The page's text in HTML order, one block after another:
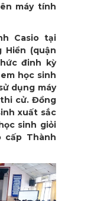
máy tính
Casio tại
Hiền (quận
đinh kỳ
học sinh
dụng máy
cử. Đồng
xuất sắc
sinh giỏi
cấp Thành